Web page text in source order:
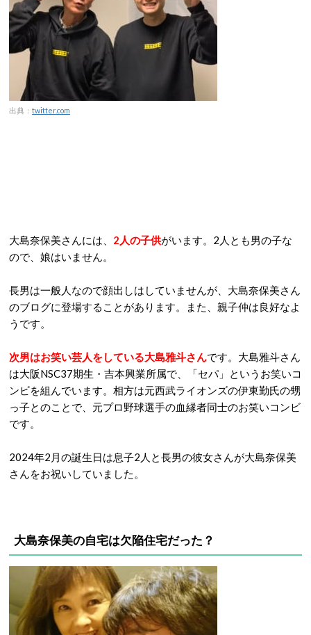
出典： twitter.com
大島奈保美さんには、 2人の子供がいます。2人とも男の子な
ので、娘はいません。
長男は一般人なので顔出しはしていませんが、大島奈保美さん
のブログに登場することがあります。また、親子仲は良好なよ
うです。
次男はお笑い芸人をしている大島雅斗さんです。大島雅斗さん
は大阪NSC37期生・吉本興業所属で、「セパ」というお笑いコ
ンビを組んでいます。相方は元西武ライオンズの伊東勤氏の甥
っ子とのことで、元プロ野球選手の血縁者同士のお笑いコンビ
です。
2024年2月の誕生日は息子2人と長男の彼女さんが大島奈保美
さんをお祝いしていました。
大島奈保美の自宅は欠陥住宅だった？